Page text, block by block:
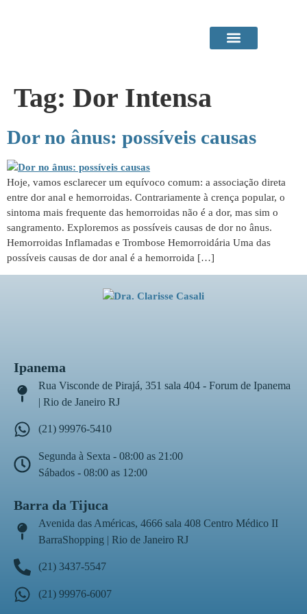
Tag: Dor Intensa
Dor no ânus: possíveis causas
Hoje, vamos esclarecer um equívoco comum: a associação direta
entre dor anal e hemorroidas. Contrariamente à crença popular, o
sintoma mais frequente das hemorroidas não é a dor, mas sim o
sangramento. Exploremos as possíveis causas de dor no ânus.
Hemorroidas Inflamadas e Trombose Hemorroidária Uma das
possíveis causas de dor anal é a hemorroida […]
Ipanema
Rua Visconde de Pirajá, 351 sala 404 - Forum de Ipanema
| Rio de Janeiro RJ
(21) 99976-5410
Segunda à Sexta - 08:00 as 21:00
Sábados - 08:00 as 12:00
Barra da Tijuca
Avenida das Américas, 4666 sala 408 Centro Médico II
BarraShopping | Rio de Janeiro RJ
(21) 3437-5547
(21) 99976-6007